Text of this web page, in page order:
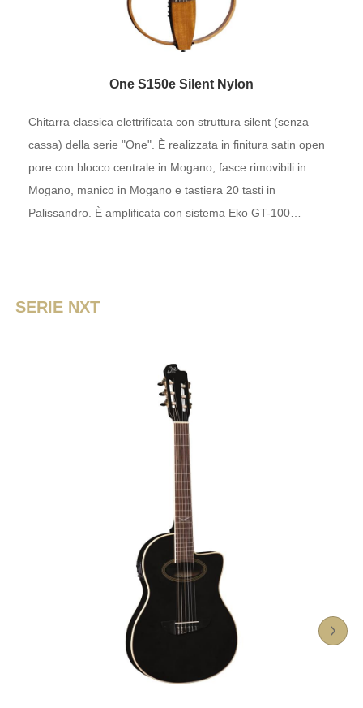
One S150e Silent Nylon
Chitarra classica elettrificata con struttura silent (senza
cassa) della serie "One". È realizzata in finitura satin open
pore con blocco centrale in Mogano, fasce rimovibili in
Mogano, manico in Mogano e tastiera 20 tasti in
Palissandro. È amplificata con sistema Eko GT-100…
SERIE NXT